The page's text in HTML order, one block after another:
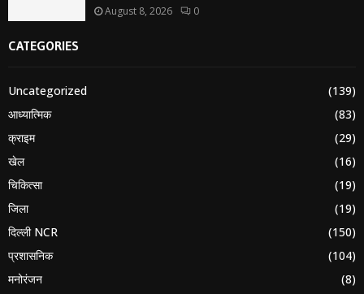
August 8, 2026 0
CATEGORIES
Uncategorized
(139)
आध्यात्मिक
(83)
क्राइम
(29)
खेल
(16)
चिकित्सा
(19)
जिला
(19)
दिल्ली NCR
(150)
प्रशासनिक
(104)
मनोरंजन
(8)